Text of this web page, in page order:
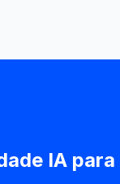
IA para